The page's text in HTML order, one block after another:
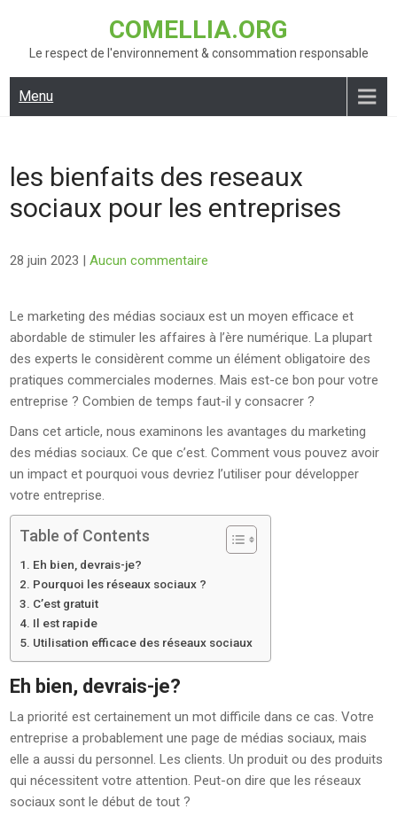
content
COMELLIA.ORG
Le respect de l'environnement & consommation responsable
Menu
les bienfaits des reseaux
sociaux pour les entreprises
28 juin 2023 |Aucun commentaire
Le marketing des médias sociaux est un moyen efficace et
abordable de stimuler les affaires à l’ère numérique. La plupart
des experts le considèrent comme un élément obligatoire des
pratiques commerciales modernes. Mais est-ce bon pour votre
entreprise ? Combien de temps faut-il y consacrer ?
Dans cet article, nous examinons les avantages du marketing
des médias sociaux. Ce que c’est. Comment vous pouvez avoir
un impact et pourquoi vous devriez l’utiliser pour développer
votre entreprise.
Table of Contents
Eh bien, devrais-je?
Pourquoi les réseaux sociaux ?
C’est gratuit
Il est rapide
Utilisation efficace des réseaux sociaux
Eh bien, devrais-je?
La priorité est certainement un mot difficile dans ce cas. Votre
entreprise a probablement une page de médias sociaux, mais
elle a aussi du personnel. Les clients. Un produit ou des produits
qui nécessitent votre attention. Peut-on dire que les réseaux
sociaux sont le début de tout ?